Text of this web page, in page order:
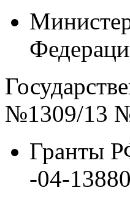
№1309/13
Гранты
-04-13880